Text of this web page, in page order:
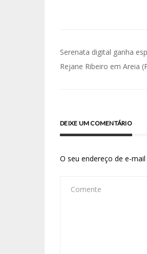
Serenata digital ganha
Rejane Ribeiro em Areia
DEIXE UM COMENTÁRIO
O seu endereço de e-